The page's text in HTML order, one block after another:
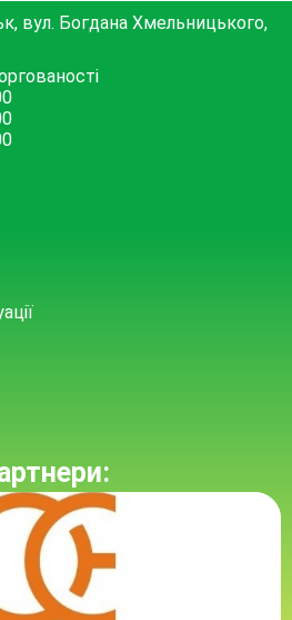
вул. Богдана Хмельницького,